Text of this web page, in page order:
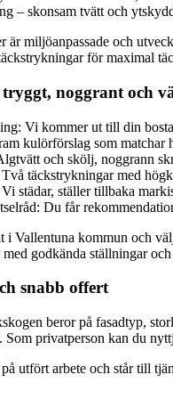
– skonsam tvätt och
är miljöanpassade och
för maximal
noggrant och
Vi kommer ut till din
kulörförslag som
och skölj, noggrann
täckstrykningar med
städar, ställer tillbaka
Du får
i Vallentuna kommun och
godkända ställningar
snabb offert
beror på fasadtyp,
Som privatperson kan du
utfört arbete och står till